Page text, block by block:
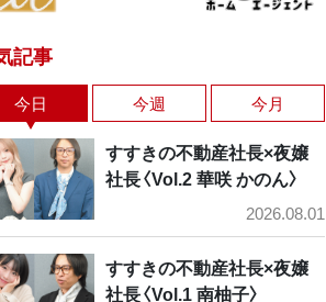
記事
今日 今週 今月
すすきの不動産社長×夜嬢
社長〈Vol.2 華咲 かのん〉
2026.08.01
すすきの不動産社長×夜嬢
社長〈Vol.1 南柚子〉